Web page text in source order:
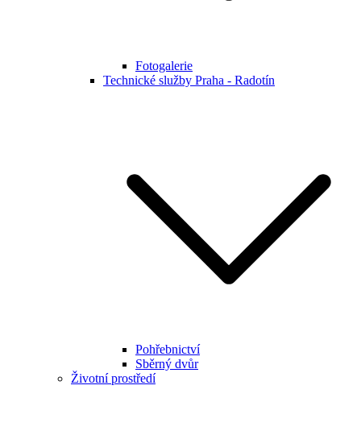
Fotogalerie
Technické služby Praha - Radotín
Pohřebnictví
Sběrný dvůr
Životní prostředí